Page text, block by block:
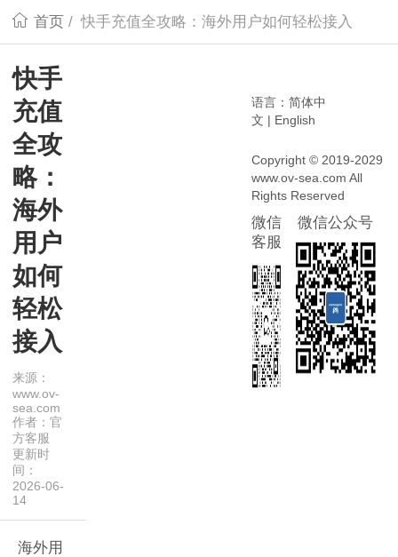
首页 / 快手充值全攻略：海外用户如何轻松接入
快手
充值
全攻
略：
海外
用户
如何
轻松
接入
来源：
www.ov-
sea.com
作者：官
方客服
更新时
间：
2026-06-
14
海外用
语言： 简体中
文 | English
Copyright © 2019-2029
www.ov-sea.com All
Rights Reserved
微信
客服
微信公众号